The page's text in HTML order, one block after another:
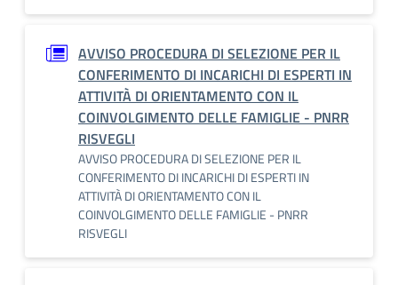
AVVISO PROCEDURA DI SELEZIONE PER IL
CONFERIMENTO DI INCARICHI DI ESPERTI IN
ATTIVITÀ DI ORIENTAMENTO CON IL
COINVOLGIMENTO DELLE FAMIGLIE - PNRR
RISVEGLI
AVVISO PROCEDURA DI SELEZIONE PER IL
CONFERIMENTO DI INCARICHI DI ESPERTI IN
ATTIVITÀ DI ORIENTAMENTO CON IL
COINVOLGIMENTO DELLE FAMIGLIE - PNRR
RISVEGLI